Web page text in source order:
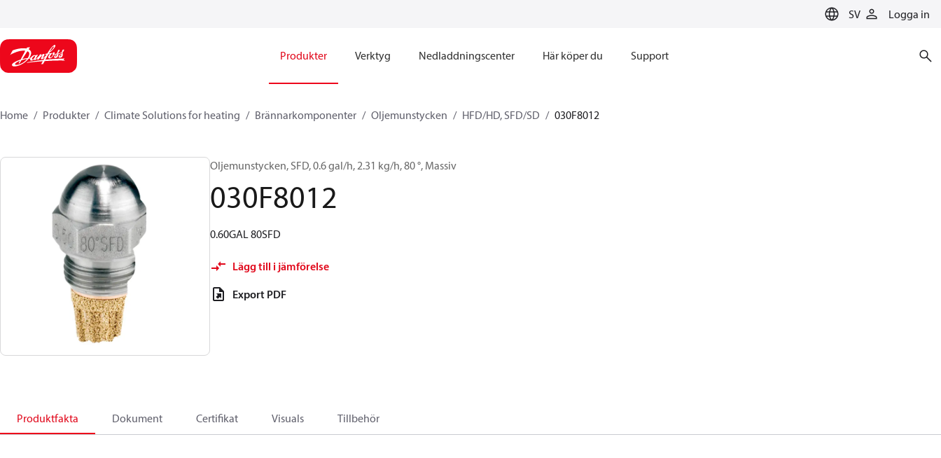
SV Logga in
Produkter Verktyg Nedladdningscenter Här köper du Support
Home Produkter Climate Solutions for heating Brännarkomponenter Oljemunstycken HFD/HD, SFD/SD 030F8012
Oljemunstycken, SFD, 0.6 gal/h, 2.31 kg/h, 80 °, Massiv
030F8012
0.60GAL 80SFD
Lägg till i jämförelse
Export PDF
Produktfakta Dokument Certifikat Visuals Tillbehör